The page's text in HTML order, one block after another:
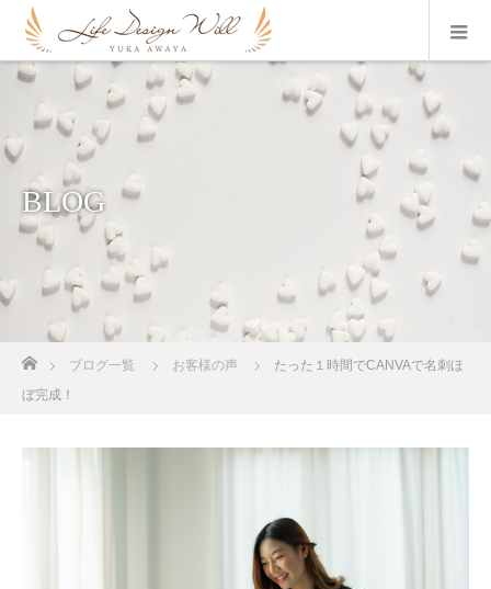
BLOG
ブログ一覧 お客様の声
たった１時間でCANVAで名刺ほ
ぼ完成！